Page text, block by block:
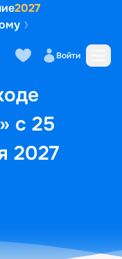
2027
Войти
с 25
2027
Маршрут и